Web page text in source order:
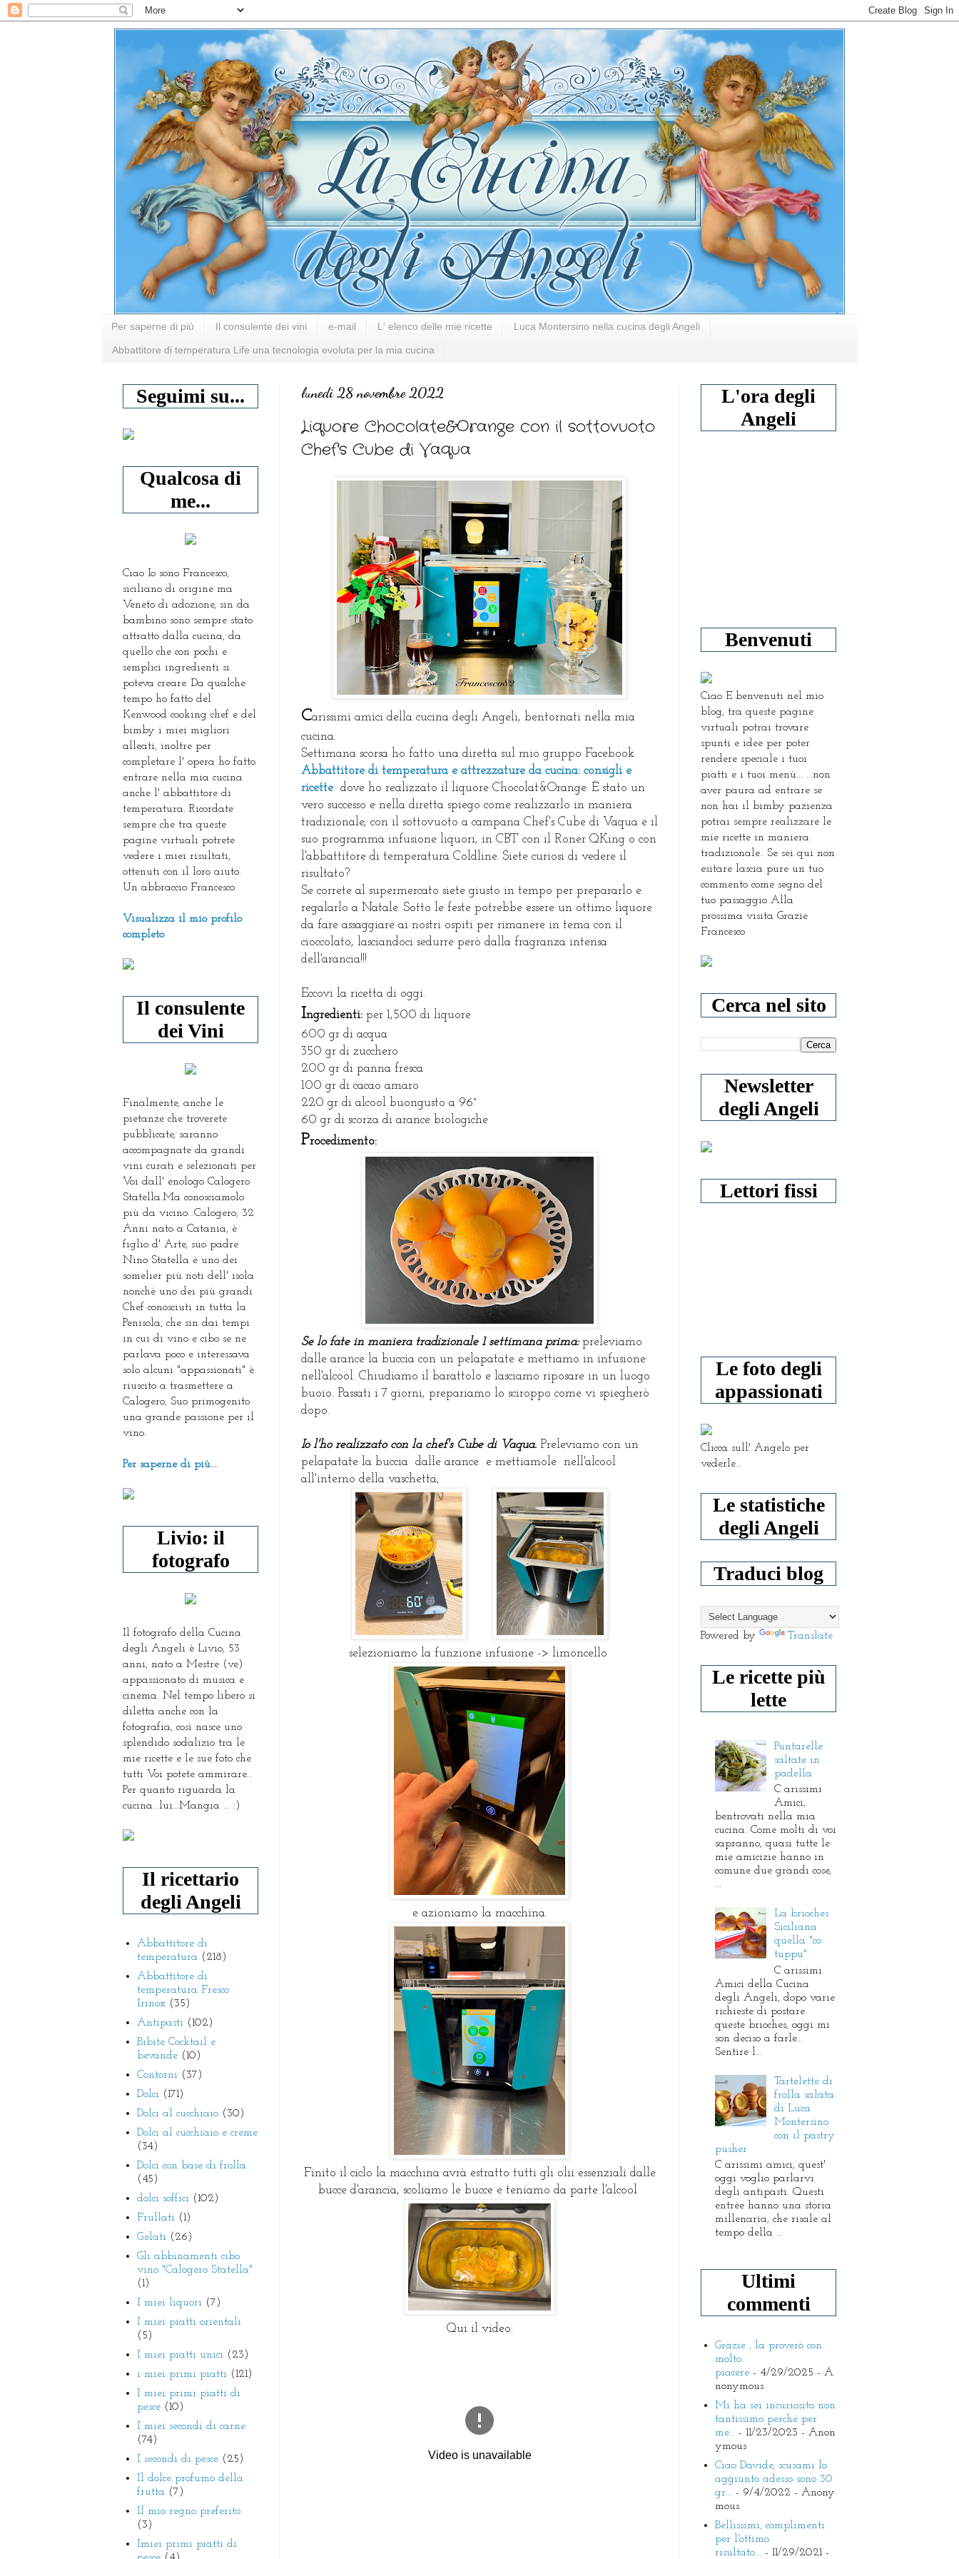
Per saperne di più Il consulente dei vini e-mail L' elenco delle mie ricette Luca Montersino nella cucina degli Angeli
Abbattitore di temperatura Life una tecnologia evoluta per la mia cucina
lunedì 28 novembre 2022
Liquore Chocolate&Orange con il sottovuoto
Chef's Cube di Vaqua
Carissimi amici della cucina degli Angeli, bentornati nella mia
cucina.
Settimana scorsa ho fatto una diretta sul mio gruppo Facebook
Abbattitore di temperatura e attrezzature da cucina: consigli e
ricette dove ho realizzato il liquore Chocolat&Orange. È stato un
vero successo e nella diretta spiego come realizzarlo in maniera
tradizionale, con il sottovuoto a campana Chef's Cube di Vaqua e il
suo programma infusione liquori, in CBT con il Roner QKing o con
l'abbattitore di temperatura Coldline. Siete curiosi di vedere il
risultato?
Se correte al supermercato siete giusto in tempo per prepararlo e
regalarlo a Natale. Sotto le feste potrebbe essere un ottimo liquore
da fare assaggiare ai nostri ospiti per rimanere in tema con il
cioccolato, lasciandoci sedurre però dalla fragranza intensa
dell'arancia!!!
Eccovi la ricetta di oggi.
Ingredienti: per 1,500 di liquore
600 gr di acqua
350 gr di zucchero
200 gr di panna fresca
100 gr di cacao amaro
220 gr di alcool buongusto a 96°
60 gr di scorza di arance biologiche
Procedimento:
Se lo fate in maniera tradizionale 1 settimana prima: preleviamo
dalle arance la buccia con un pelapatate e mettiamo in infusione
nell'alcool. Chiudiamo il barattolo e lasciamo riposare in un luogo
buoio. Passati i 7 giorni, prepariamo lo sciroppo come vi spiegherò
dopo.
Io l'ho realizzato con la chef's Cube di Vaqua. Preleviamo con un
pelapatate la buccia dalle arance e mettiamole nell'alcool
all'interno della vaschetta,
selezioniamo la funzione infusione -> limoncello
e azioniamo la macchina.
Finito il ciclo la macchina avrà estratto tutti gli olii essenziali dalle
bucce d'arancia, scoliamo le bucce e teniamo da parte l'alcool
Qui il video:
Seguimi su...
Qualcosa di
me...
Ciao Io sono Francesco,
siciliano di origine ma
Veneto di adozione, sin da
bambino sono sempre stato
attratto dalla cucina, da
quello che con pochi e
semplici ingredienti si
poteva creare. Da qualche
tempo ho fatto del
Kenwood cooking chef e del
bimby i miei migliori
alleati, inoltre per
completare l' opera ho fatto
entrare nella mia cucina
anche l' abbattitore di
temperatura. Ricordate
sempre che tra queste
pagine virtuali potrete
vedere i miei risultati,
ottenuti con il loro aiuto.
Un abbraccio Francesco
Visualizza il mio profilo
completo
Il consulente
dei Vini
Finalmente, anche le
pietanze che troverete
pubblicate, saranno
accompagnate da grandi
vini curati e selezionati per
Voi dall' enologo Calogero
Statella.Ma conosciamolo
più da vicino...Calogero, 32
Anni nato a Catania, è
figlio d' Arte, suo padre
Nino Statella è uno dei
somelier più noti dell' isola
nonchè uno dei più grandi
Chef conosciuti in tutta la
Penisola, che sin dai tempi
in cui di vino e cibo se ne
parlava poco e interessava
solo alcuni "appassionati" è
riuscito a trasmettere a
Calogero, Suo primogenito
una grande passione per il
vino.
Per saperne di più...
Livio: il
fotografo
Il fotografo della Cucina
degli Angeli è Livio, 53
anni, nato a Mestre (ve)
appassionato di musica e
cinema. Nel tempo libero si
diletta anche con la
fotografia, così nasce uno
splendido sodalizio tra le
mie ricette e le sue foto che
tutti Voi potete ammirare...
Per quanto riguarda la
cucina...lui...Mangia ... :)
Il ricettario
degli Angeli
Abbattitore di
temperatura (218)
Abbattitore di
temperatura Fresco
Irinox (35)
Antipasti (102)
Bibite Cocktail e
bevande (10)
Contorni (37)
Dolci (171)
Dolci al cucchiaio (30)
Dolci al cucchiaio e creme
(34)
Dolci con base di frolla
(45)
dolci soffici (102)
Frullati (1)
Gelati (26)
Gli abbinamenti cibo
vino "Calogero Statella"
(1)
I miei liquori (7)
I miei piatti orientali
(5)
I miei piatti unici (23)
i miei primi piatti (121)
I miei primi piatti di
pesce (10)
I miei secondi di carne
(74)
I secondi di pesce (25)
Il dolce profumo della
frutta (7)
Il mio regno preferito
(3)
Imiei primi piatti di
L'ora degli
Angeli
Benvenuti
Ciao E benvenuti nel mio
blog, tra queste pagine
virtuali potrai trovare
spunti e idee per poter
rendere speciale i tuoi
piatti e i tuoi menù... ...non
aver paura ad entrare se
non hai il bimby pazienza
potrai sempre realizzare le
mie ricette in maniera
tradizionale.. Se sei qui non
esitare lascia pure un tuo
commento come segno del
tuo passaggio Alla
prossima visita Grazie
Francesco
Cerca nel sito
Newsletter
degli Angeli
Lettori fissi
Le foto degli
appassionati
Clicca sull' Angelo per
vederle...
Le statistiche
degli Angeli
Traduci blog
Powered by Translate
Le ricette più
lette
Puntarelle
saltate in
padella
C arissimi
Amici,
bentrovati nella mia
cucina. Come molti di voi
sapranno, quasi tutte le
mie amicizie hanno in
comune due grandi cose,
...
La brioches
Siciliana
quella "co
tuppu"
C arissimi
Amici della Cucina
degli Angeli, dopo varie
richieste di postare
queste brioches, oggi mi
son deciso a farle...
Sentire l...
Tartelette di
frolla salata
di Luca
Montersino
con il pastry
pusher
C arissimi amici, quest'
oggi voglio parlarvi
degli antipasti. Questi
entrèe hanno una storia
millenaria, che risale al
tempo della ...
Ultimi
commenti
Grazie , la proverò con
molto
piacere - 4/29/2025 - A
nonymous
Mi ha sei incuriosito non
tantissimo perché per
me... - 11/23/2023 - Anon
ymous
Ciao Davide, scusami lo
aggiunto adesso sono 30
gr... - 9/4/2022 - Anony
mous
Bellissimi, complimenti
per l'ottimo
risultato... - 11/29/2021-